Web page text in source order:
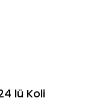
lü Koli